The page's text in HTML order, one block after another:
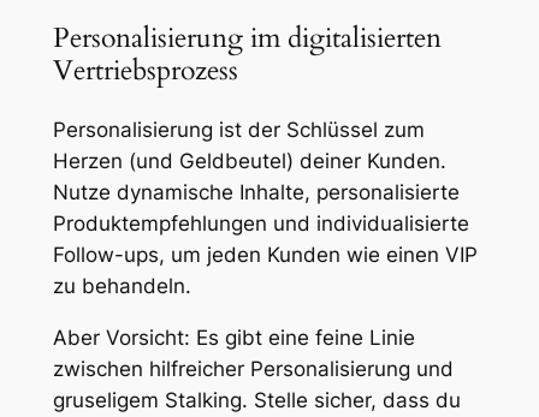
Personalisierung im digitalisierten
Vertriebsprozess
Personalisierung ist der Schlüssel zum
Herzen (und Geldbeutel) deiner Kunden.
Nutze dynamische Inhalte, personalisierte
Produktempfehlungen und individualisierte
Follow-ups, um jeden Kunden wie einen VIP
zu behandeln.
Aber Vorsicht: Es gibt eine feine Linie
zwischen hilfreicher Personalisierung und
gruseligem Stalking. Stelle sicher, dass du